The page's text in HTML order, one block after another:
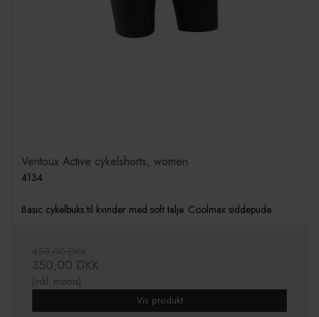
Ventoux Active cykelshorts, women
4134
Basic cykelbuks til kvinder med soft talje. Coolmax siddepude
350,00 DKK
(inkl. moms)
Vis produkt